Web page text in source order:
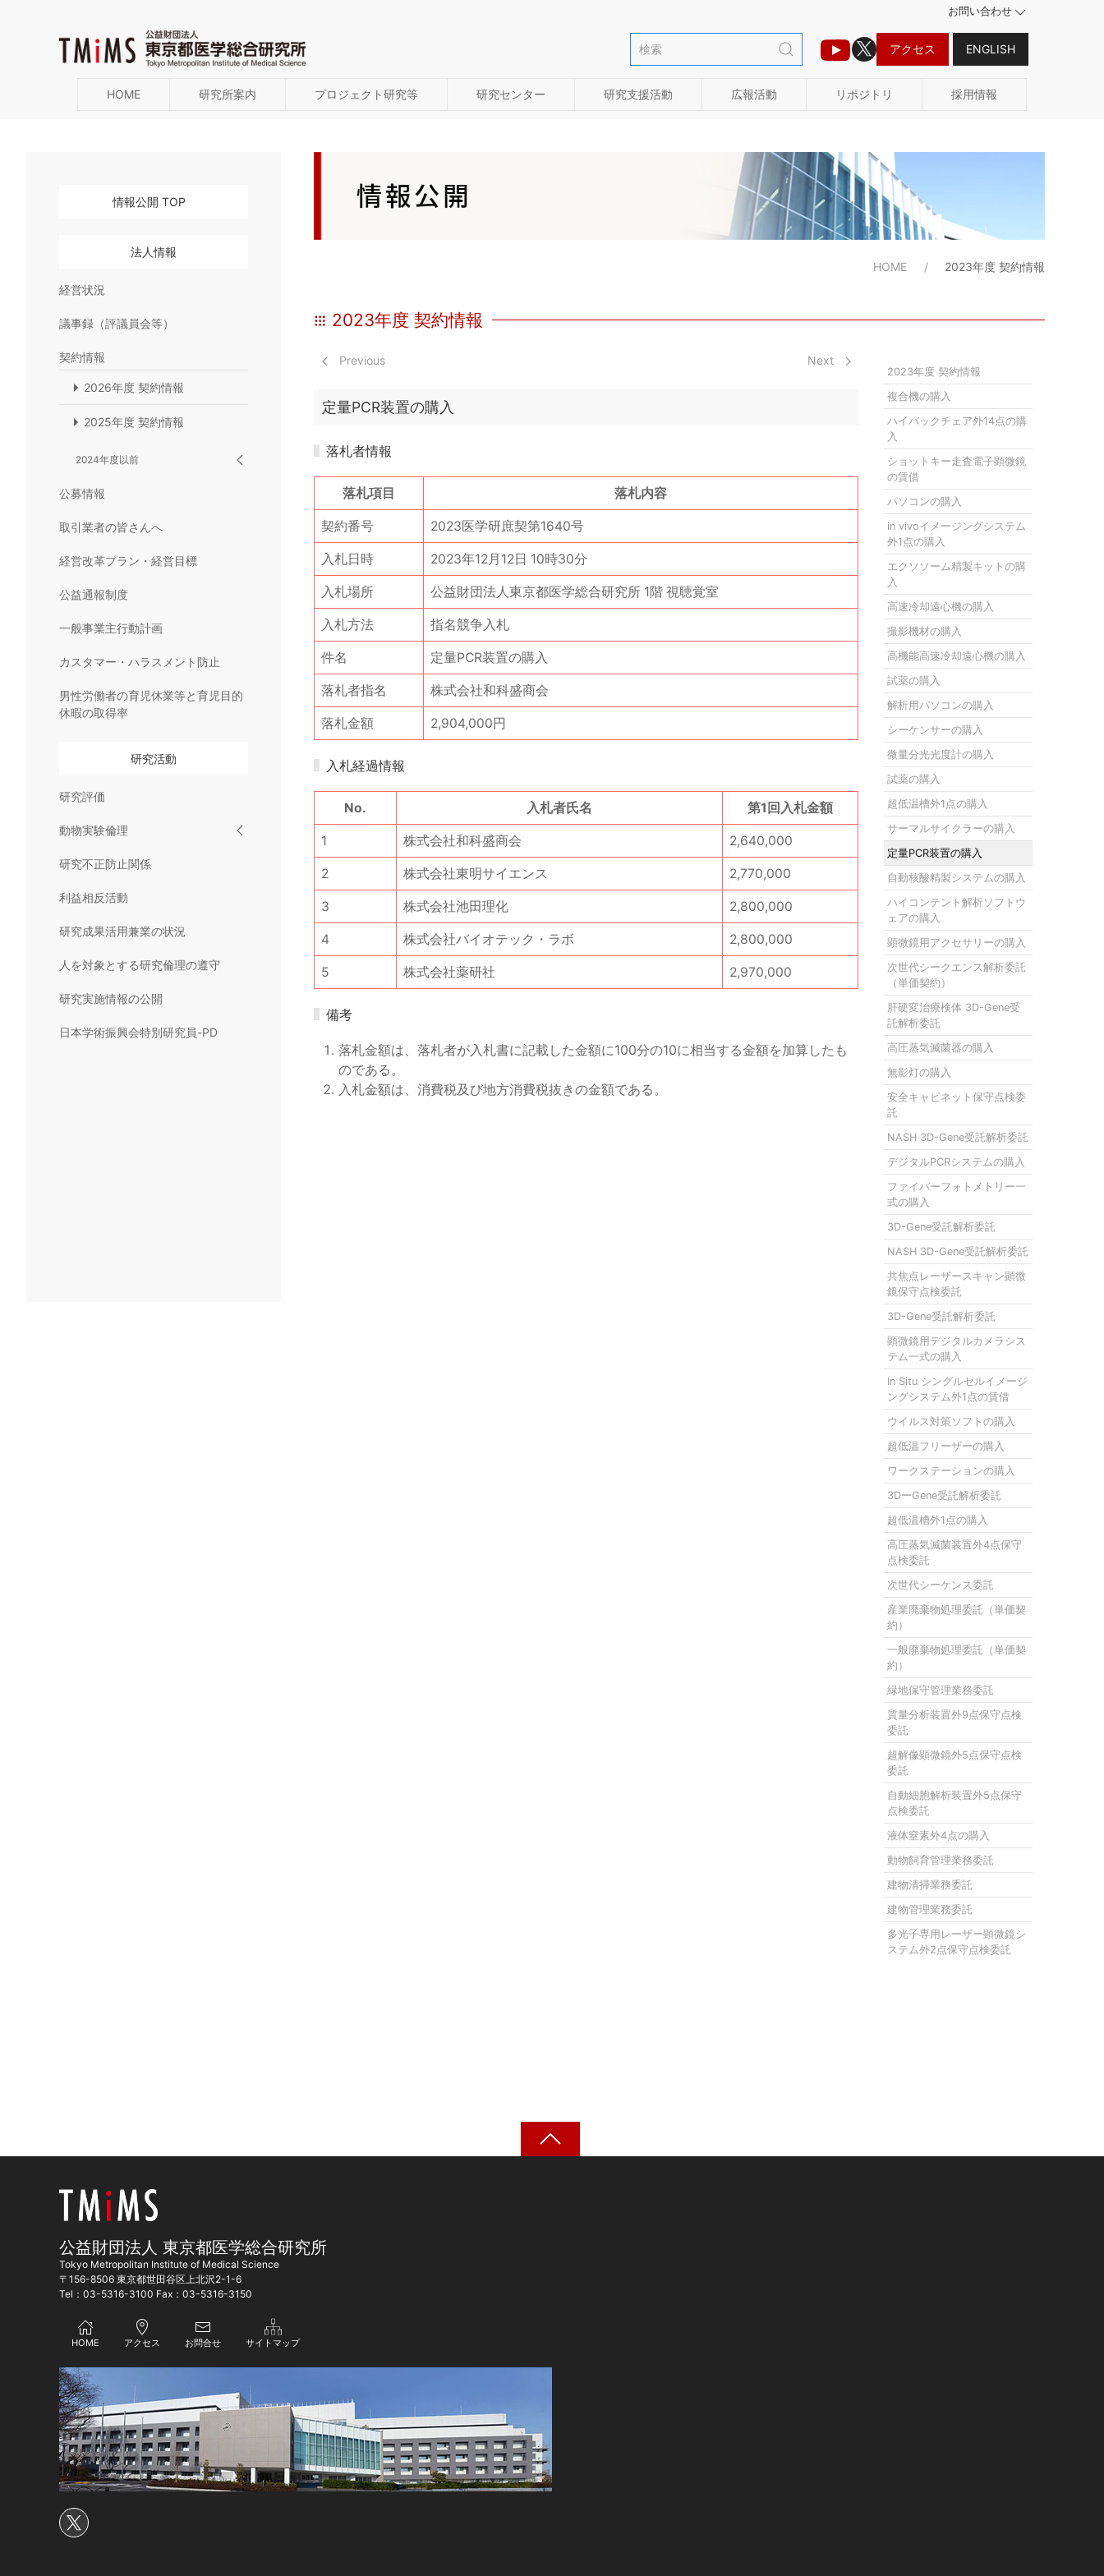
お問い合わせ
アクセス ENGLISH
HOME 研究所案内 プロジェクト研究等 研究センター 研究支援活動 広報活動 リポジトリ 採用情報
情報公開 TOP
法人情報
経営状況
議事録（評議員会等）
契約情報
2026年度 契約情報
2025年度 契約情報
2024年度以前
公募情報
取引業者の皆さんへ
経営改革プラン・経営目標
公益通報制度
一般事業主行動計画
カスタマー・ハラスメント防止
男性労働者の育児休業等と育児目的
休暇の取得率
研究活動
研究評価
動物実験倫理
研究不正防止関係
利益相反活動
研究成果活用兼業の状況
人を対象とする研究倫理の遵守
研究実施情報の公開
日本学術振興会特別研究員-PD
HOME 2023年度 契約情報
2023年度 契約情報
Previous Next
定量PCR装置の購入
落札者情報
落札項目 落札内容
契約番号 2023医学研庶契第1640号
入札日時 2023年12月12日 10時30分
入札場所 公益財団法人東京都医学総合研究所 1階 視聴覚室
入札方法 指名競争入札
件名 定量PCR装置の購入
落札者指名 株式会社和科盛商会
落札金額 2,904,000円
入札経過情報
No. 入札者氏名 第1回入札金額
1 株式会社和科盛商会 2,640,000
2 株式会社東明サイエンス 2,770,000
3 株式会社池田理化 2,800,000
4 株式会社バイオテック・ラボ 2,800,000
5 株式会社薬研社 2,970,000
備考
落札金額は、落札者が入札書に記載した金額に100分の10に相当する金額を加算したも
のである。
入札金額は、消費税及び地方消費税抜きの金額である。
2023年度 契約情報
複合機の購入
ハイバックチェア外14点の購
入
ショットキー走査電子顕微鏡
の賃借
パソコンの購入
in vivoイメージングシステム
外1点の購入
エクソソーム精製キットの購
入
高速冷却遠心機の購入
撮影機材の購入
高機能高速冷却遠心機の購入
試薬の購入
解析用パソコンの購入
シーケンサーの購入
微量分光光度計の購入
試薬の購入
超低温槽外1点の購入
サーマルサイクラーの購入
定量PCR装置の購入
自動核酸精製システムの購入
ハイコンテント解析ソフトウ
ェアの購入
顕微鏡用アクセサリーの購入
次世代シークエンス解析委託
（単価契約）
肝硬変治療検体 3D-Gene受
託解析委託
高圧蒸気滅菌器の購入
無影灯の購入
安全キャビネット保守点検委
託
NASH 3D-Gene受託解析委託
デジタルPCRシステムの購入
ファイバーフォトメトリー一
式の購入
3D-Gene受託解析委託
NASH 3D-Gene受託解析委託
共焦点レーザースキャン顕微
鏡保守点検委託
3D-Gene受託解析委託
顕微鏡用デジタルカメラシス
テム一式の購入
In Situ シングルセルイメージ
ングシステム外1点の賃借
ウイルス対策ソフトの購入
超低温フリーザーの購入
ワークステーションの購入
3DーGene受託解析委託
超低温槽外1点の購入
高圧蒸気滅菌装置外4点保守
点検委託
次世代シーケンス委託
産業廃棄物処理委託（単価契
約）
一般廃棄物処理委託（単価契
約）
緑地保守管理業務委託
質量分析装置外9点保守点検
委託
超解像顕微鏡外5点保守点検
委託
自動細胞解析装置外5点保守
点検委託
液体窒素外4点の購入
動物飼育管理業務委託
建物清掃業務委託
建物管理業務委託
多光子専用レーザー顕微鏡シ
ステム外2点保守点検委託
公益財団法人 東京都医学総合研究所
Tokyo Metropolitan Institute of Medical Science
〒156-8506 東京都世田谷区上北沢2-1-6
Tel：03-5316-3100 Fax：03-5316-3150
HOME アクセス お問合せ サイトマップ